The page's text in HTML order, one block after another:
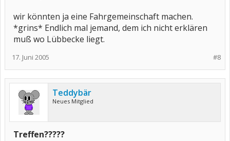
wir könnten ja eine Fahrgemeinschaft machen.
*grins* Endlich mal jemand, dem ich nicht erklären
muß wo Lübbecke liegt.
#8
17. Juni 2005
Teddybär
Neues Mitglied
Treffen?????